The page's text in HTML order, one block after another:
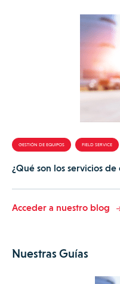
GESTIÓN DE EQUIPOS FIELD SERVICE
¿Qué son los servicios
Acceder a nuestro blog
Nuestras Guías